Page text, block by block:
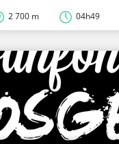
2 700 m 04h49